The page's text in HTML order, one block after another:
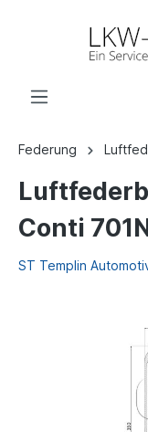
Federung
Conti
ST Templin